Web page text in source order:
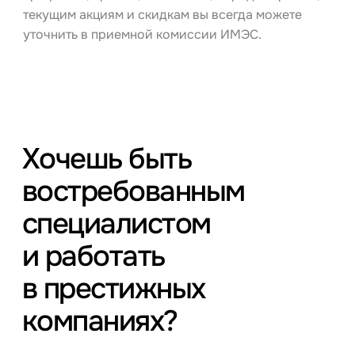
текущим акциям и скидкам вы всегда можете
уточнить в приемной комиссии ИМЭС.
Хочешь быть
востребованным
специалистом
и работать
в престижных
компаниях?